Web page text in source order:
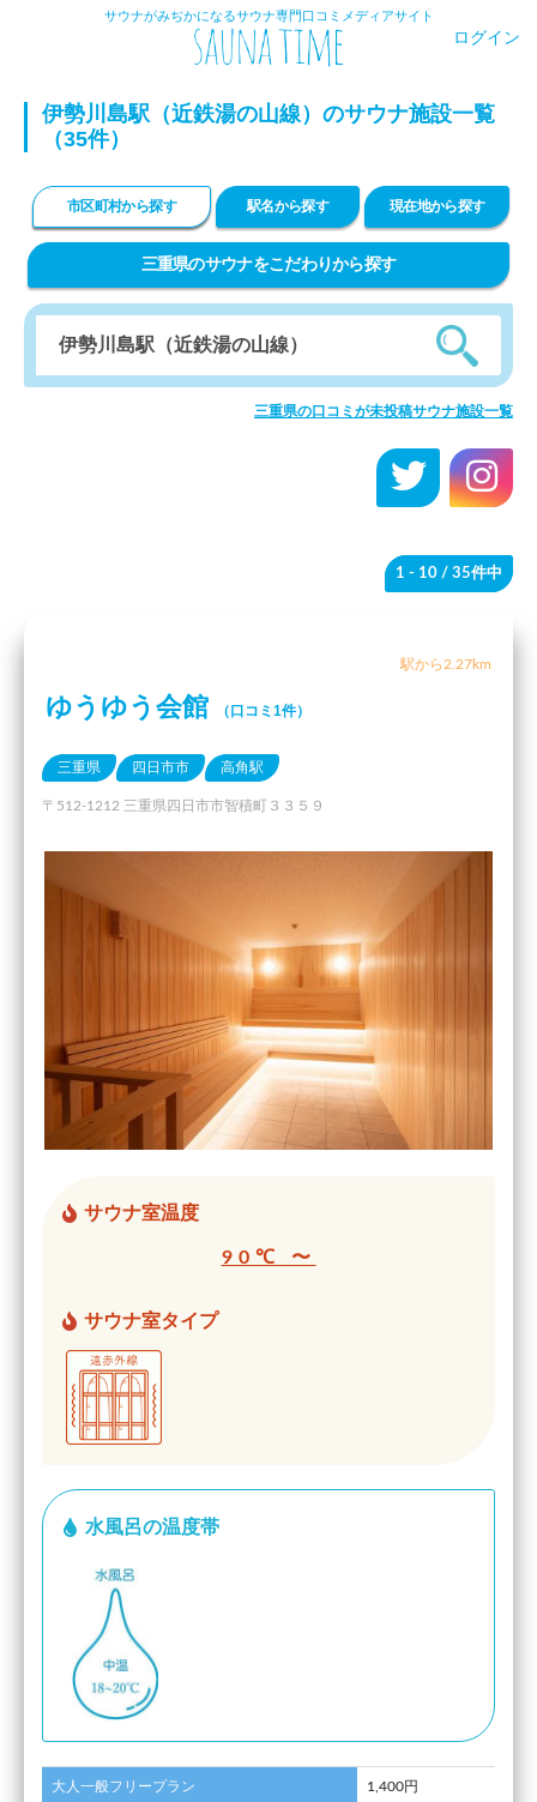
サウナがみぢかになるサウナ専門口コミメディアサイト
ログイン
伊勢川島駅（近鉄湯の山線）のサウナ施設一覧
（35件）
市区町村から探す 駅名から探す 現在地から探す
三重県のサウナをこだわりから探す
三重県の口コミが未投稿サウナ施設一覧
1 - 10 / 35件中
駅から2.27km
ゆうゆう会館 （口コミ1件）
三重県 四日市市 高角駅
〒512-1212 三重県四日市市智積町３３５９
サウナ室温度
90℃ 〜
サウナ室タイプ
水風呂の温度帯
大人一般フリープラン 1,400円